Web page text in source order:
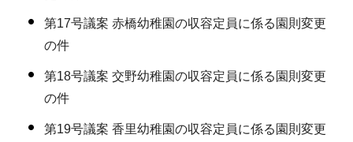
第17号議案 赤橋幼稚園の収容定員に係る園則変更
の件
第18号議案 交野幼稚園の収容定員に係る園則変更
の件
第19号議案 香里幼稚園の収容定員に係る園則変更